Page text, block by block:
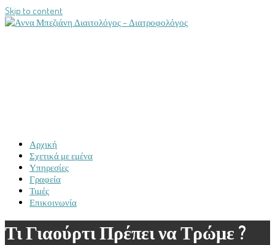
Skip to content
Αρχική
Σχετικά με εμένα
Υπηρεσίες
Γραφεία
Τιμές
Επικοινωνία
Τι Γιαούρτι Πρέπει να Τρώμε ?